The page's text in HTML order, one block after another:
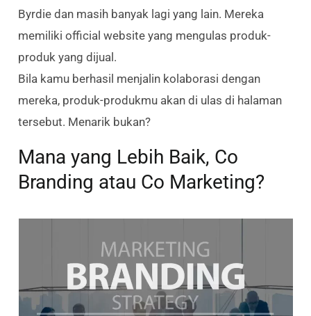
Byrdie dan masih banyak lagi yang lain. Mereka
memiliki official website yang mengulas produk-
produk yang dijual.
Bila kamu berhasil menjalin kolaborasi dengan
mereka, produk-produkmu akan di ulas di halaman
tersebut. Menarik bukan?
Mana yang Lebih Baik, Co
Branding atau Co Marketing?